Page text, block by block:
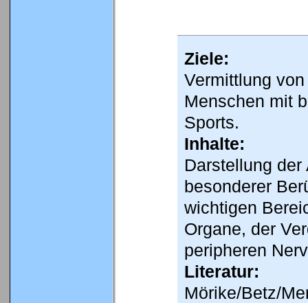
Ziele:
Vermittlung
Menschen mit
Sports.
Inhalte:
Darstellung
besonderer
wichtigen
Organe, der
peripheren
Literatur:
Mörike/Betz/